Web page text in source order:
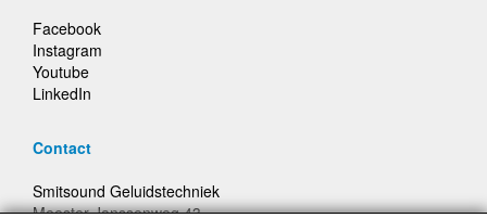
Facebook
Instagram
Youtube
LinkedIn
Contact
Smitsound Geluidstechniek
Meester Janssenweg 43